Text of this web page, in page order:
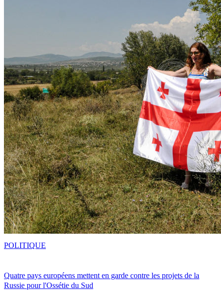
Quatre pays européens mettent en garde contre les projets de la
Russie pour l'Ossétie du Sud
POLITIQUE